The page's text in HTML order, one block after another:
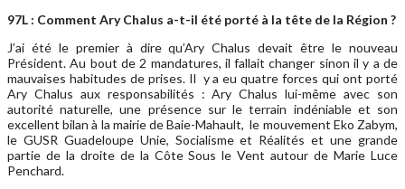
97L : Comment Ary Chalus a-t-il été porté à la tête de la Région ?
J’ai été le premier à dire qu’Ary Chalus devait être le nouveau
Président. Au bout de 2 mandatures, il fallait changer sinon il y a de
mauvaises habitudes de prises. Il y a eu quatre forces qui ont porté
Ary Chalus aux responsabilités : Ary Chalus lui-même avec son
autorité naturelle, une présence sur le terrain indéniable et son
excellent bilan à la mairie de Baie-Mahault, le mouvement Eko Zabym,
le GUSR Guadeloupe Unie, Socialisme et Réalités et une grande
partie de la droite de la Côte Sous le Vent autour de Marie Luce
Penchard.